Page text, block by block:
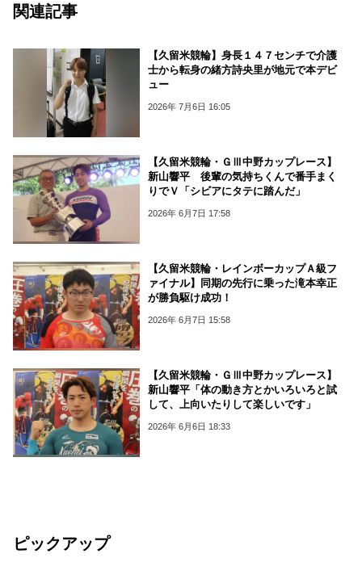
関連記事
【久留米競輪】身長１４７センチで介護
士から転身の緒方詩央里が地元で本デビ
ュー
2026年 7月6日 16:05
【久留米競輪・ＧⅢ中野カップレース】
新山響平 後輩の気持ちくんで番手まく
りでＶ「シビアにタテに踏んだ」
2026年 6月7日 17:58
【久留米競輪・レインボーカップＡ級フ
ァイナル】同期の先行に乗った滝本幸正
が勝負駆け成功！
2026年 6月7日 15:58
【久留米競輪・ＧⅢ中野カップレース】
新山響平「体の動き方とかいろいろと試
して、上向いたりして楽しいです」
2026年 6月6日 18:33
ピックアップ